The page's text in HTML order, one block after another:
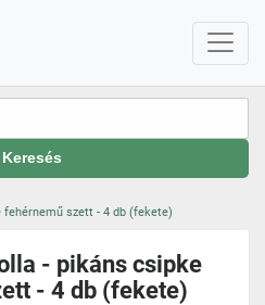
Keresés
szett - 4 db (fekete)
- pikáns csipke
- 4 db (fekete)